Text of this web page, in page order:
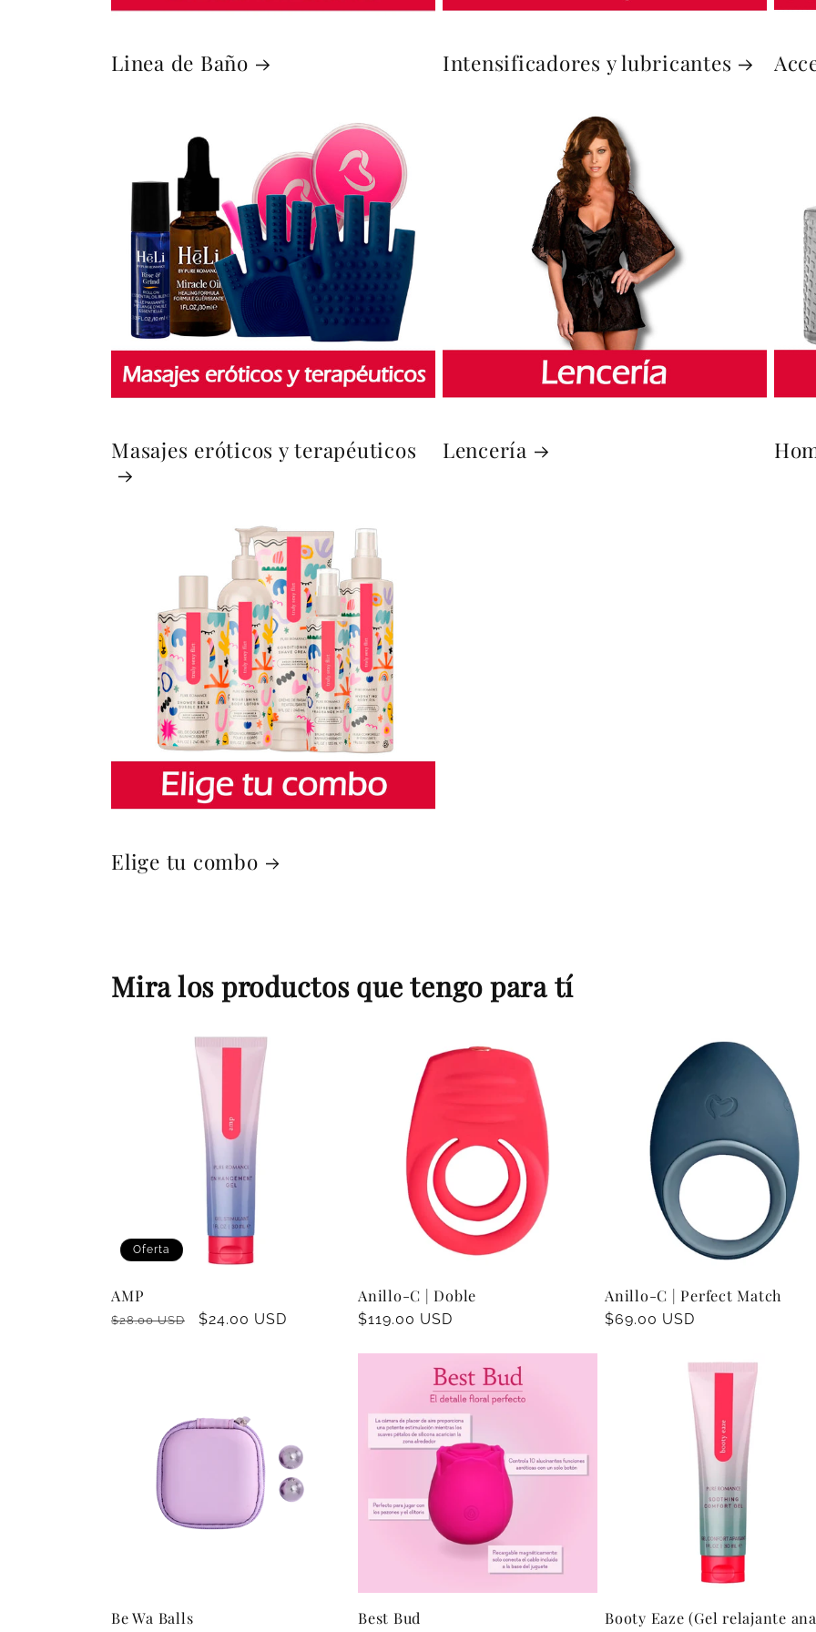
Linea de Baño Intensificadores y lubricantes
Masajes eróticos y terapéuticos Lencería
Elige tu combo
Mira los productos que tengo para tí
Oferta
AMP
Precio
$28.00 USD
Precio
$24.00 USD
Anillo-C | Doble
Precio
$119.00 USD
Anillo-C | Perfect Match
Precio
$69.00 USD
Be Wa Balls Best Bud Booty Eaze (Gel relajante